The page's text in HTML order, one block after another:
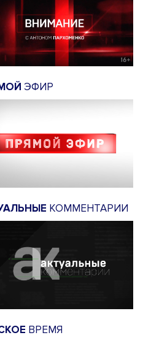
ЭФИР
КОММЕНТАРИИ
ВРЕМЯ